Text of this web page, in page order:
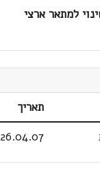
למתאר ארצי
תאריך
26.04.07